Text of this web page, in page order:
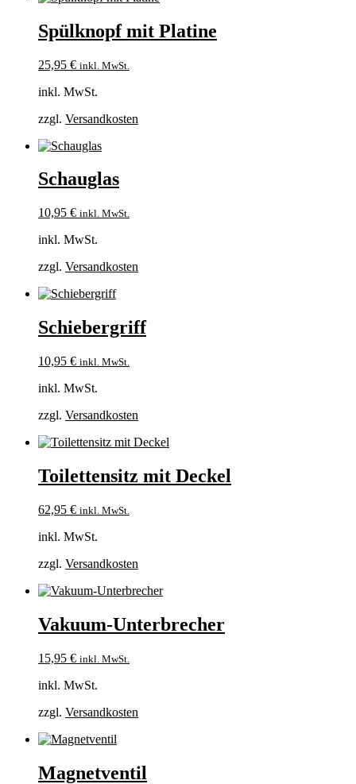
Spülknopf mit Platine
25,95 € inkl. MwSt.
inkl. MwSt.
zzgl. Versandkosten
Schauglas
10,95 € inkl. MwSt.
inkl. MwSt.
zzgl. Versandkosten
Schiebergriff
10,95 € inkl. MwSt.
inkl. MwSt.
zzgl. Versandkosten
Toilettensitz mit Deckel
62,95 € inkl. MwSt.
inkl. MwSt.
zzgl. Versandkosten
Vakuum-Unterbrecher
15,95 € inkl. MwSt.
inkl. MwSt.
zzgl. Versandkosten
Magnetventil